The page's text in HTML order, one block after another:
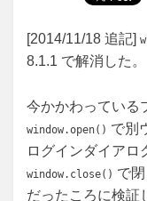
[2014/11/18 追記]
8.1.1 で解消した。
今かかわっている
window.open() で別
ログインダイアロ
window.close() で
だったころに検証